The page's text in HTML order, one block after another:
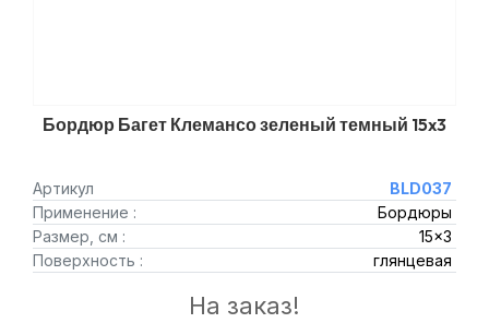
Бордюр Багет Клемансо зеленый темный 15x3
Артикул
BLD037
Применение :
Бордюры
Размер, см :
15x3
Поверхность :
глянцевая
На заказ!